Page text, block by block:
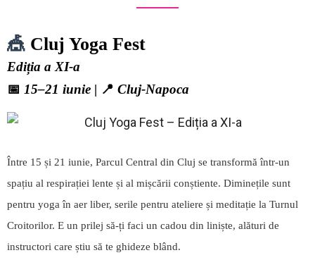
🎪 Cluj Yoga Fest
Ediția a XI-a
📅 15–21 iunie | 📍 Cluj-Napoca
Între 15 și 21 iunie, Parcul Central din Cluj se transformă într-un
spațiu al respirației lente și al mișcării conștiente. Diminețile sunt
pentru yoga în aer liber, serile pentru ateliere și meditație la Turnul
Croitorilor. E un prilej să-ți faci un cadou din liniște, alături de
instructori care știu să te ghideze blând.